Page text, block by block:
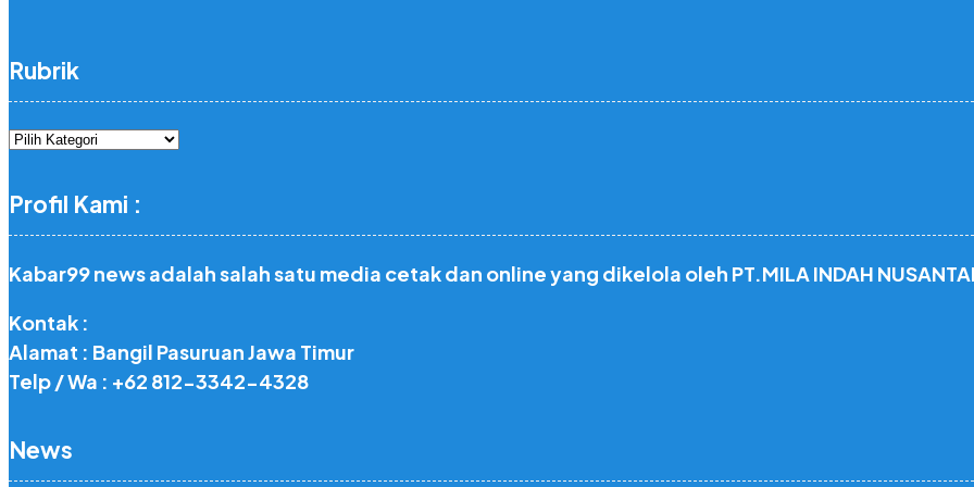
Rubrik
Rubrik
Profil Kami :
Kabar99 news adalah salah satu media cetak dan online yang dikelola oleh PT.MILA INDAH
Kontak :
Alamat : Bangil Pasuruan Jawa Timur
Telp / Wa : +62 812-3342-4328
News